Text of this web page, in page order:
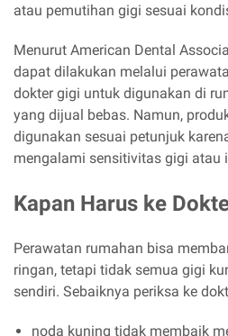
atau pemutihan gigi sesuai
Menurut American Dental
dapat dilakukan melalui
dokter gigi untuk digunakan di
yang dijual bebas. Namun,
digunakan sesuai petunjuk
mengalami sensitivitas gigi atau
Kapan Harus ke
Perawatan rumahan bisa
ringan, tetapi tidak semua gigi
sendiri. Sebaiknya periksa ke
noda kuning tidak membaik